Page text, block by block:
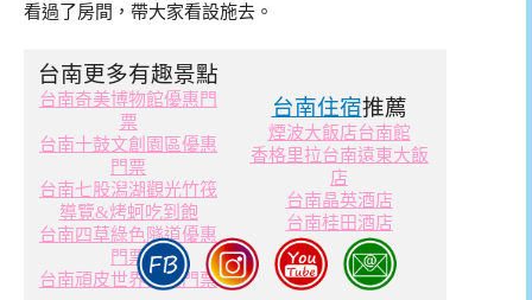
看過了房間，帶大家看設施去。
台南更多有趣景點
台南奇美博物館優惠門
票
台南十鼓文創園區優惠
門票
台南七股潟湖觀光竹筏
導覽&烤蚵吃到飽
台南四草綠色隧道優惠
門票
台南頑皮世界優惠門票
台南住宿推薦
煙波大飯店台南館
香格里拉台南遠東大飯
店
台南晶英酒店
台南桂田酒店